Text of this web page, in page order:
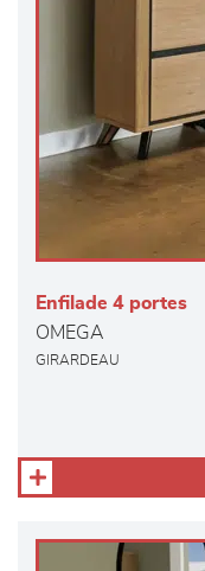
Enfilade 4 portes
OMEGA
GIRARDEAU